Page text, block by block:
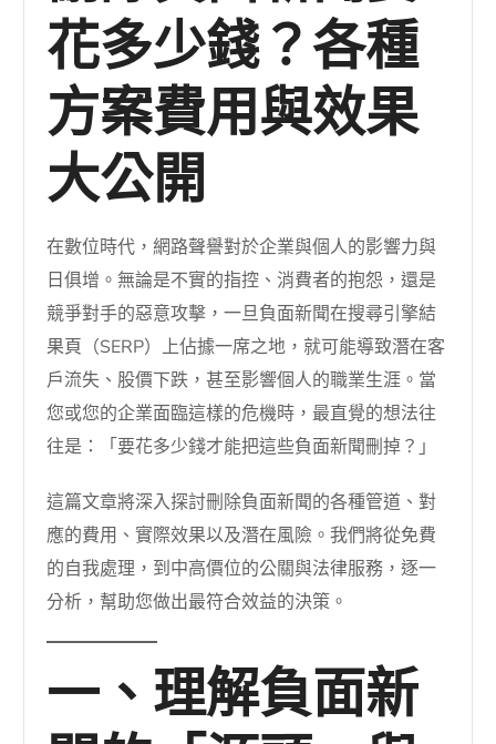
花多少錢？各種
方案費用與效果
大公開
在數位時代，網路聲譽對於企業與個人的影響力與
日俱增。無論是不實的指控、消費者的抱怨，還是
競爭對手的惡意攻擊，一旦負面新聞在搜尋引擎結
果頁（SERP）上佔據一席之地，就可能導致潛在客
戶流失、股價下跌，甚至影響個人的職業生涯。當
您或您的企業面臨這樣的危機時，最直覺的想法往
往是：「要花多少錢才能把這些負面新聞刪掉？」
這篇文章將深入探討刪除負面新聞的各種管道、對
應的費用、實際效果以及潛在風險。我們將從免費
的自我處理，到中高價位的公關與法律服務，逐一
分析，幫助您做出最符合效益的決策。
一、理解負面新